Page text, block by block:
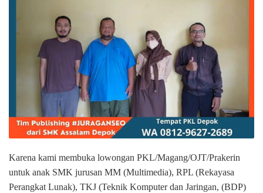
Karena kami membuka lowongan PKL/Magang/OJT/Prakerin
untuk anak SMK jurusan MM (Multimedia), RPL (Rekayasa
Perangkat Lunak), TKJ (Teknik Komputer dan Jaringan, (BDP)